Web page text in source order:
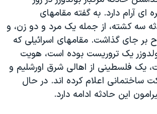
ای آرام دارد. به گفته مقامهای
سه کشته، از جمله يک مرد و دو زن، و
مجروح بر جای گذاشت. مقامهای اسرائيلی که
يک تروريست بوده است، هويت
يک فلسطينی از اهالی شرق اورشليم و
ساختمانی اعلام کرده اند. در حال
اين حادثه ادامه دارد.